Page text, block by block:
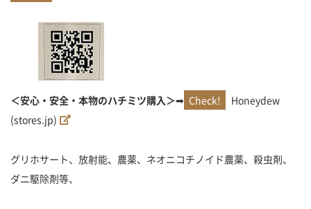
＜安心・安全・本物のハチミツ購入＞➡
Honeydew
(stores.jp)
グリホサート、放射能、農薬、ネオニコチノイド農薬、殺虫剤、
ダニ駆除剤等、